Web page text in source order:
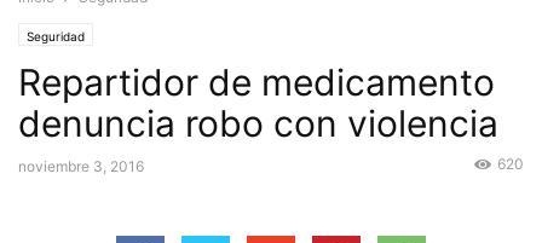
Seguridad
Repartidor de medicamento
denuncia robo con violencia
noviembre 3, 2016 620